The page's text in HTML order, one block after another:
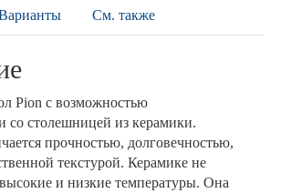
См. также
Pion с возможностью
со столешницей из керамики.
прочностью, долговечностью,
текстурой. Керамике не
и низкие температуры. Она